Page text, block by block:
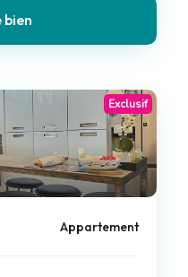
bien
Exclusif
Appartement